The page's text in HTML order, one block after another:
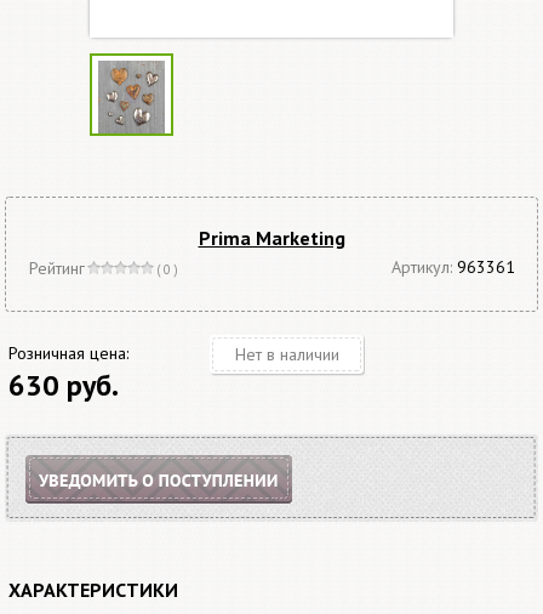
Prima Marketing
Рейтинг ( 0 ) Артикул: 963361
Розничная цена:
630 руб.
Нет в наличии
ХАРАКТЕРИСТИКИ